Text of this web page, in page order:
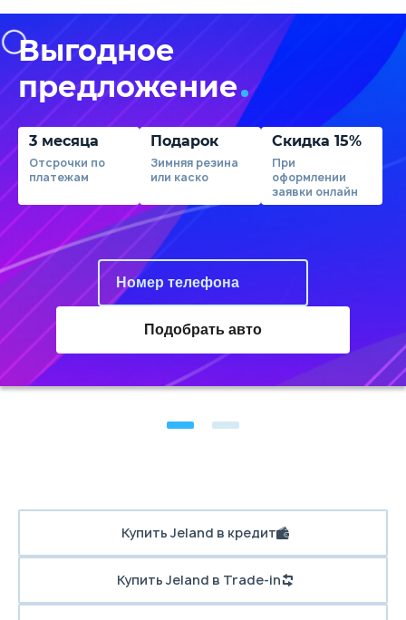
Выгодное
предложение
3 месяца
Отсрочки по
платежам
Подарок
Зимняя резина
или каско
Скидка 15%
При
оформлении
заявки онлайн
Подобрать авто
Купить Jeland в кредит
Купить Jeland в Trade-in